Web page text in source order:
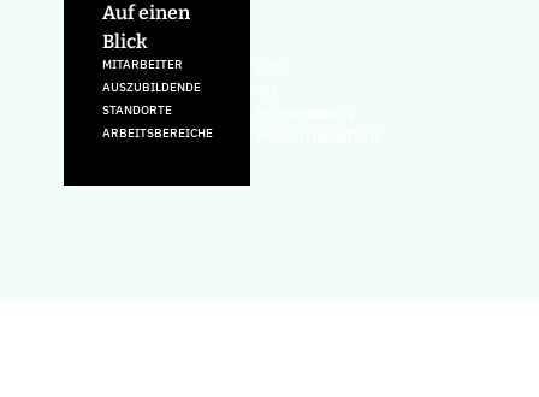
Auf einen
Blick
MITARBEITER
AUSZUBILDENDE
STANDORTE
ARBEITSBEREICHE